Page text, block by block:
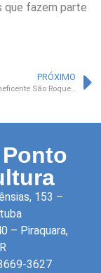
que fazem parte
PRÓXIMO
Associação Beneficente São Roque celebra seus 24 anos de atuação
153 –
– Piraquara,
3627